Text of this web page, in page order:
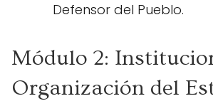
Defensor del Pueblo.
Módulo 2:
Organización del